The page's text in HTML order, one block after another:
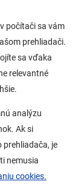
počítači sa vám
prehliadači.
sa vďaka
relevantné
analýzu
Ak si
prehliadača, je
nemusia
cookies.